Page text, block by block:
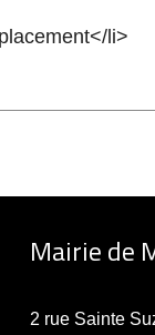
li>
Mairie de
2 rue Sainte